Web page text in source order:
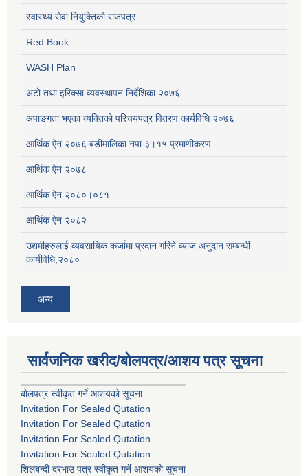
स्वास्थ्य सेवा नियुक्तिको राजपत्र
Red Book
WASH Plan
अटो तथा इरिक्सा व्यवस्थापन निर्देशिका २०७६
अपाङगता भएका व्यक्तिको परिचयपत्र वितरण कार्यविधि २०७६
आर्थिक ऐन २०७६ बडीमालिका नपा ३।१५ प्रमाणीकरण
आर्थिक ऐन २०७८
आर्थिक ऐन २०८०।०८१
आर्थिक ऐन २०८२
उद्यमीहरुलाई व्यवसायिक कर्जामा प्रदान गरिने ब्याज अनुदान सम्बन्धी
कार्यविधि,२०८०
अन्य
सार्वजनिक खरीद/बोलपत्र/आशय पत्र सूचना
बोलपत्र स्वीकृत गर्ने आशयको सूचना
Invitation For Sealed Qutation
Invitation For Sealed Qutation
Invitation For Sealed Qutation
Invitation For Sealed Qutation
शिलबन्दी दरभाउ पत्र स्वीकृत गर्ने आशयको सूचना